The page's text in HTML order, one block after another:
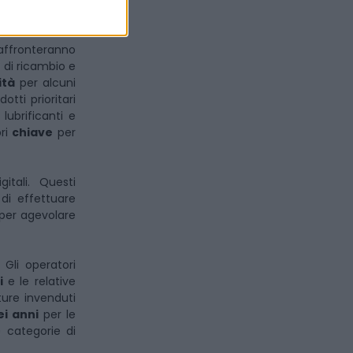
che
ricambio e
per alcuni
prioritari
lubrificanti e
chiave per
Questi
effettuare
agevolare
operatori
e le relative
invenduti
anniper le
categorie di